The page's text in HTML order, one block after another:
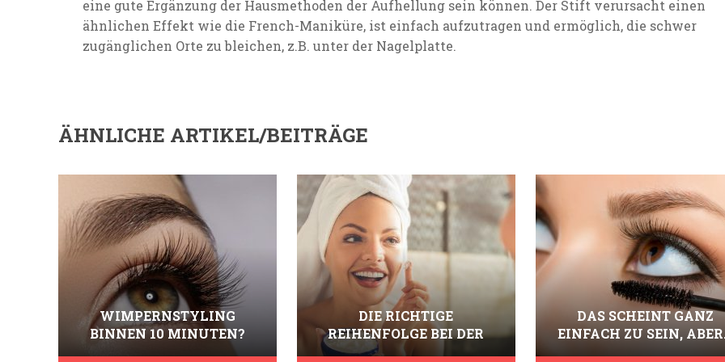
eine gute Ergänzung der Hausmethoden der Aufhellung sein können. Der Stift verursacht einen
ähnlichen Effekt wie die French-Maniküre, ist einfach aufzutragen und ermöglich, die schwer
zugänglichen Orte zu bleichen, z.B. unter der Nagelplatte.
ÄHNLICHE ARTIKEL/BEITRÄGE
WIMPERNSTYLING
BINNEN 10 MINUTEN?
ENTDECKEN SIE BESTE DIY
DIE RICHTIGE
REIHENFOLGE BEI DER
HAUTPFLEGE – LERNEN
DAS SCHEINT GANZ
EINFACH ZU SEIN,